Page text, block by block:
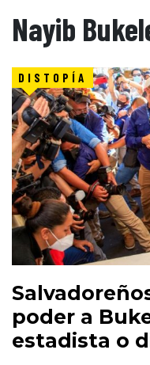
Nayib
DISTOPÍA
poder a
estadista o